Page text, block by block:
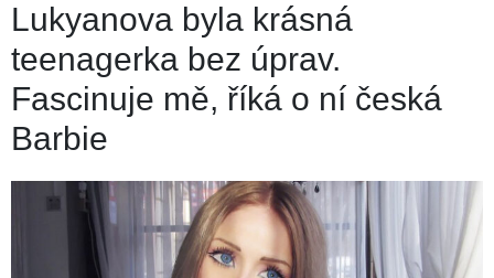
Lukyanova byla krásná
teenagerka bez úprav.
Fascinuje mě, říká o ní česká
Barbie